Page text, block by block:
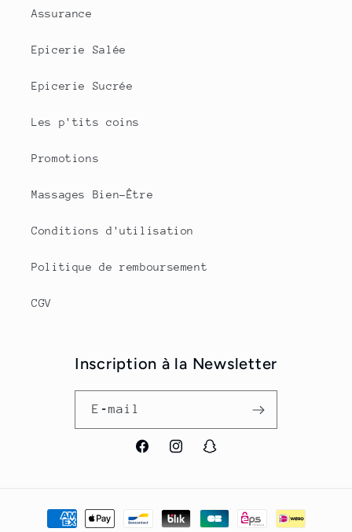
Assurance
Epicerie Salée
Epicerie Sucrée
Les p'tits coins
Promotions
Massages Bien-Être
Conditions d'utilisation
Politique de remboursement
CGV
Inscription à la Newsletter
E‑mail
FacebookInstagramSnapchat
Betaalmethoden